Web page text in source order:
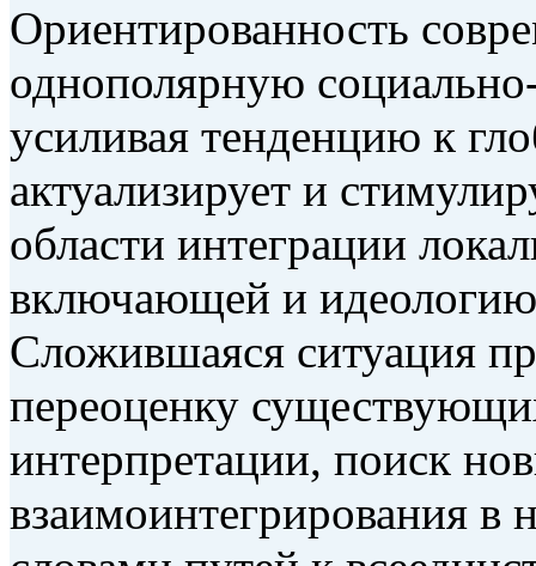
Ориентированность
однополярную
усиливая тенденцию к
актуализирует и
области интеграции
включающей и
Сложившаяся ситуация
переоценку
интерпретации, поиск
взаимоинтегрирования в